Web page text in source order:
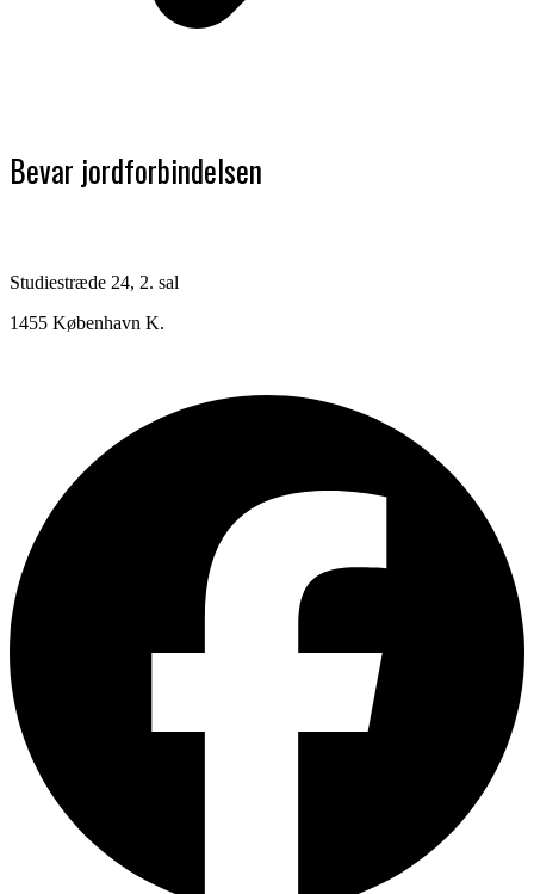
Bevar jordforbindelsen
Studiestræde 24, 2. sal
1455 København K.